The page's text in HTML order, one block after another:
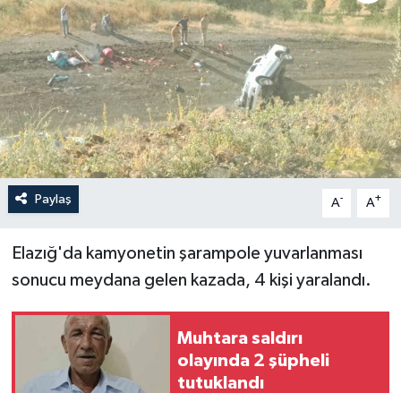
Paylaş A- A+
Elazığ'da kamyonetin şarampole yuvarlanması
sonucu meydana gelen kazada, 4 kişi yaralandı.
Muhtara saldırı
olayında 2 şüpheli
tutuklandı